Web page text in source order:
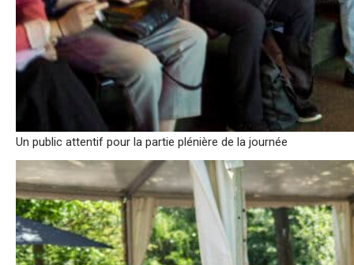
Un public attentif pour la partie plénière de la journée